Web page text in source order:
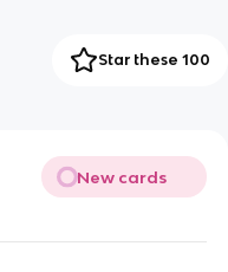
Star these 100
New cards